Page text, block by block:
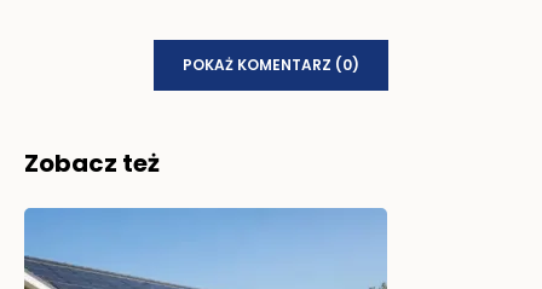
POKAŻ KOMENTARZ (0)
Zobacz też